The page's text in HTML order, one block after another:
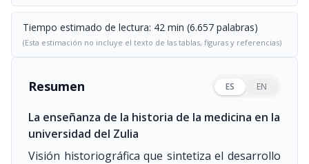
Tiempo estimado de lectura: 42 min (6.657 palabras)
(Esta estimación no incluye el texto de las tablas, figuras y referencias)
Resumen ES EN
La enseñanza de la historia de la medicina en la
universidad del Zulia
Visión historiográfica que sintetiza el desarrollo